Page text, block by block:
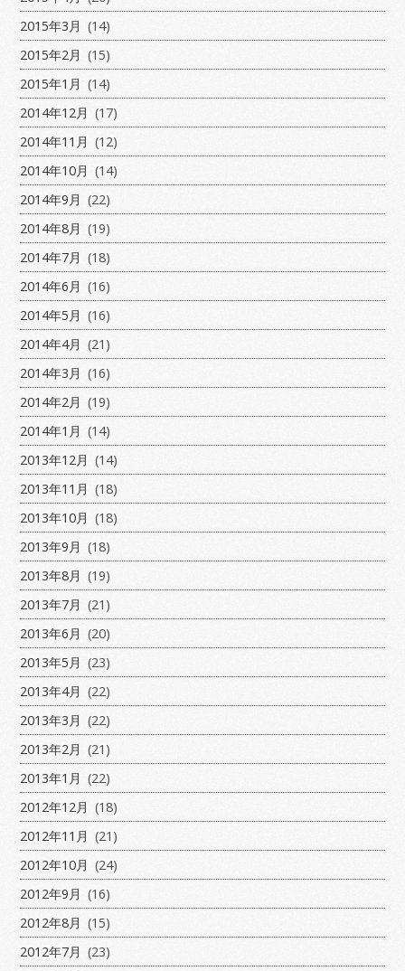
2015年3月 (14)
2015年2月 (15)
2015年1月 (14)
2014年12月 (17)
2014年11月 (12)
2014年10月 (14)
2014年9月 (22)
2014年8月 (19)
2014年7月 (18)
2014年6月 (16)
2014年5月 (16)
2014年4月 (21)
2014年3月 (16)
2014年2月 (19)
2014年1月 (14)
2013年12月 (14)
2013年11月 (18)
2013年10月 (18)
2013年9月 (18)
2013年8月 (19)
2013年7月 (21)
2013年6月 (20)
2013年5月 (23)
2013年4月 (22)
2013年3月 (22)
2013年2月 (21)
2013年1月 (22)
2012年12月 (18)
2012年11月 (21)
2012年10月 (24)
2012年9月 (16)
2012年8月 (15)
2012年7月 (23)